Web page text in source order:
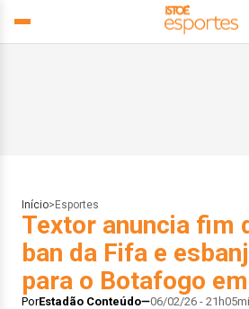
Início> Esportes
Textor anuncia fim
ban da Fifa e
para o Botafogo
PorEstadão Conteúdo 06/02/26 -